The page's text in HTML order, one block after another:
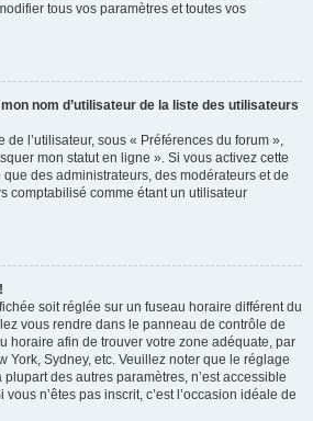
tous vos paramètres et toutes vos
nom d’utilisateur de la liste des utilisateurs
de l’utilisateur, sous « Préférences du forum »,
mon statut en ligne ». Si vous activez cette
des administrateurs, des modérateurs et de
comptabilisé comme étant un utilisateur
soit réglée sur un fuseau horaire différent du
vous rendre dans le panneau de contrôle de
horaire afin de trouver votre zone adéquate, par
York, Sydney, etc. Veuillez noter que le réglage
des autres paramètres, n’est accessible
n’êtes pas inscrit, c’est l’occasion idéale de